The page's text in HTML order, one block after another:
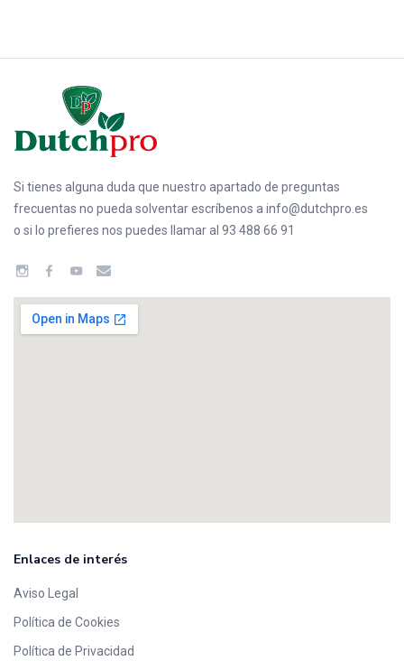
Si tienes alguna duda que nuestro apartado de preguntas
frecuentas no pueda solventar escríbenos a info@dutchpro.es
o si lo prefieres nos puedes llamar al 93 488 66 91
Enlaces de interés
Aviso Legal
Política de Cookies
Política de Privacidad